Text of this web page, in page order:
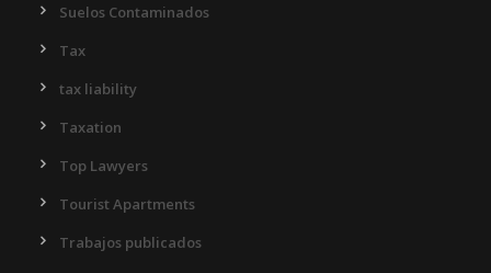
Suelos Contaminados
Tax
tax liability
Taxation
Top Lawyers
Tourist Apartments
Trabajos publicados